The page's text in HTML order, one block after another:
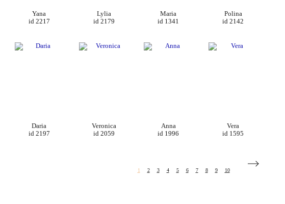
Yana
id 2217
Lylia
id 2179
Maria
id 1341
Polina
id 2142
Daria
id 2197
Veronica
id 2059
Anna
id 1996
Vera
id 1595
1 2 3 4 5 6 7 8 9 10